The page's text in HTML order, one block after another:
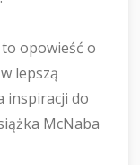
opowieść o
lepszą
inspiracji do
McNaba